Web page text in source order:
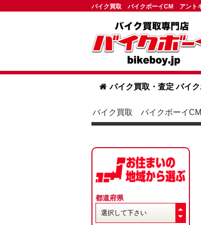
バイク買取 バイクボーイCM アント
バイク買取・査定 バイ
バイク買取 バイクボーイ
都道府県